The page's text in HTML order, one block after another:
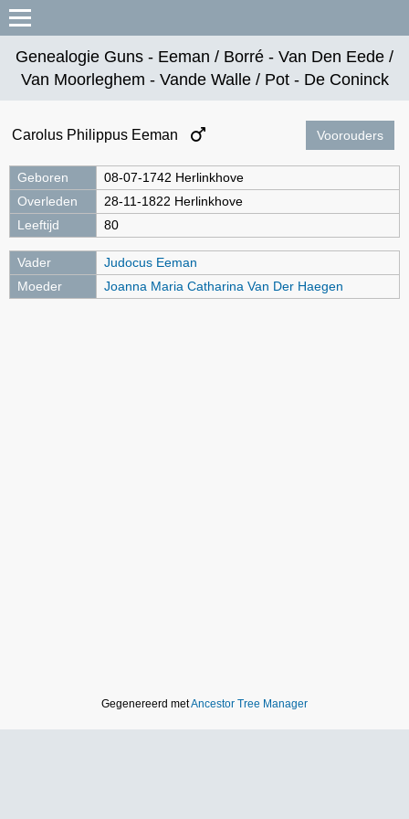
Genealogie Guns - Eeman / Borré - Van Den Eede /
Van Moorleghem - Vande Walle / Pot - De Coninck
Carolus Philippus Eeman Voorouders
Geboren
08-07-1742 Herlinkhove
Overleden
28-11-1822 Herlinkhove
Leeftijd
80
Vader
Judocus Eeman
Moeder
Joanna Maria Catharina Van Der Haegen
Gegenereerd metAncestor Tree Manager